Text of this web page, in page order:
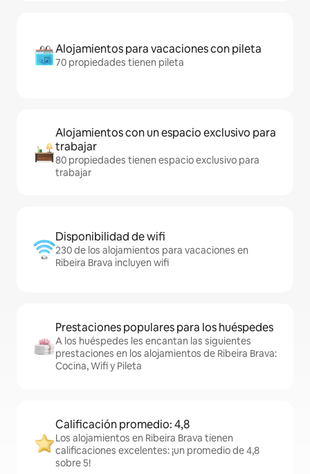
Alojamientos para vacaciones con pileta
70 propiedades tienen pileta
Alojamientos con un espacio exclusivo para
trabajar
80 propiedades tienen espacio exclusivo para
trabajar
Disponibilidad de wifi
230 de los alojamientos para vacaciones en
Ribeira Brava incluyen wifi
Prestaciones populares para los huéspedes
A los huéspedes les encantan las siguientes
prestaciones en los alojamientos de Ribeira Brava:
Cocina, Wifi y Pileta
Calificación promedio: 4,8
Los alojamientos en Ribeira Brava tienen
calificaciones excelentes: ¡un promedio de 4,8
sobre 5!